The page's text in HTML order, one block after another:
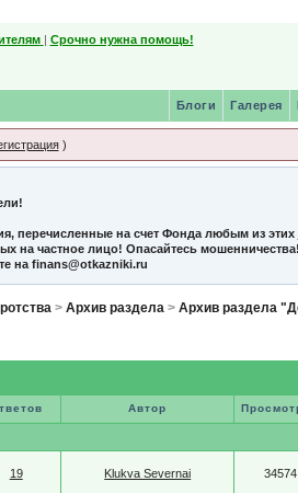
| Срочно нужна помощь!
Галерея
Блоги
)
перечисленные на счет Фонда любым из этих
на частное лицо! Опасайтесь мошенничества!
на finans@otkazniki.ru
>Архив раздела >Архив раздела
Автор
19 Klukva Severnai 34574